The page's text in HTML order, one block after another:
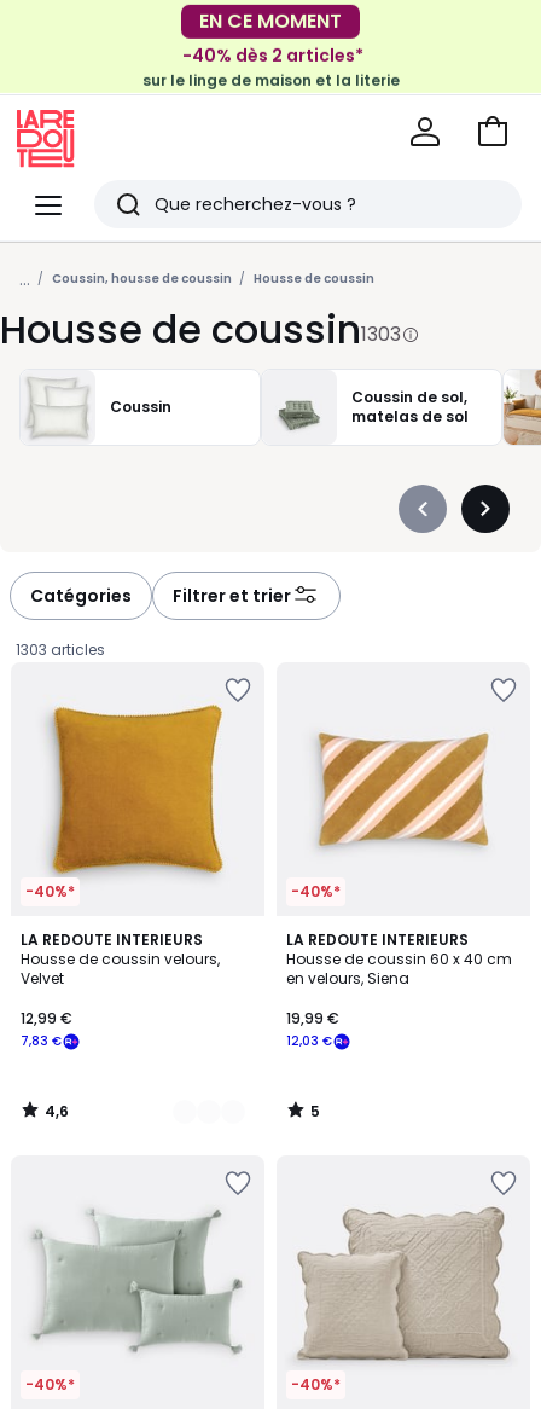
EN CE MOMENT
-30€ tous les 100€*
sur le meuble & la déco
-40% dès 2 articles*
sur le linge de maison et la literie
Menu
Redoute
Rechercher
Derniers
articles
vus
Voir
... Coussin, housse de coussin Housse de coussin
Housse de coussin1303
Coussin
Coussin de sol,
matelas de sol
Précédent
Catégories Filtrer et trier
1303 articles
-40%*
LA REDOUTE INTERIEURS
Housse de coussin velours,
Velvet
€
souscrivez
notre
programme
place
7,83 €
12,99 €
4,6
/ 5
10
Couleurs
4,6
/
-40%*
LA REDOUTE INTERIEURS
Housse de coussin 60 x 40 cm
en velours, Siena
12,03 €
19,99 €
5
/
5
5
/
-40%* -40%*